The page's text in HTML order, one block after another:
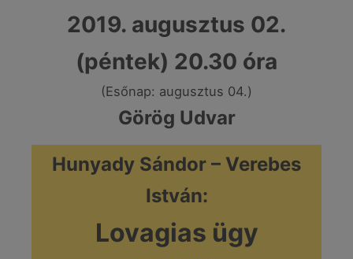
2019. augusztus 02.
(péntek) 20.30 óra
(Esőnap: augusztus 04.)
Görög Udvar
Hunyady Sándor – Verebes
István:
Lovagias ügy